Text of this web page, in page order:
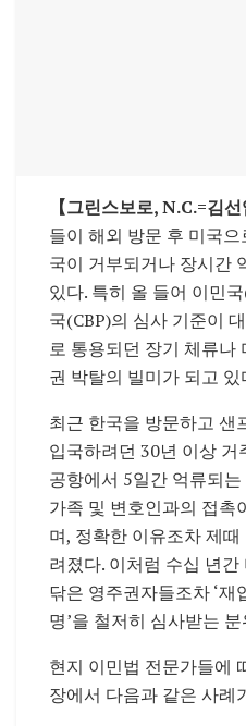
【그린스보로, N.C.=김선
들이 해외 방문 후 미국
국이 거부되거나 장시간
있다. 특히 올 들어 이민
국(CBP)의 심사 기준이
로 통용되던 장기 체류나
권 박탈의 빌미가 되고 있
최근 한국을 방문하고 샌
입국하려던 30년 이상
공항에서 5일간 억류되
가족 및 변호인과의 접촉
며, 정확한 이유조차 제
려졌다. 이처럼 수십 년
닦은 영주권자들조차 ‘재
명’을 철저히 심사받는
현지 이민법 전문가들에
장에서 다음과 같은 사례